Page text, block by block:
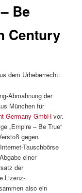
Be
Century
dem Urheberrecht:
Abmahnung der
München für
Germany GmbH vor.
„Empire – Be True“
gegen
Tauschbörse
einer
der
Lizenz-
also ein